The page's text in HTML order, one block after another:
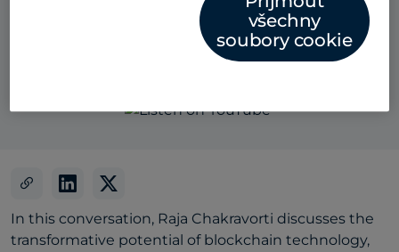
Also listen here:
In this conversation, Raja Chakravorti discusses the
transformative potential of blockchain technology,
všechny
soubory cookie